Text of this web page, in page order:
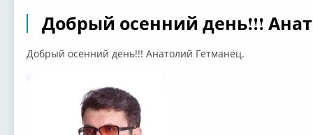
Добрый осенний день!!!
Добрый осенний день!!! Анатолий Гетманец.